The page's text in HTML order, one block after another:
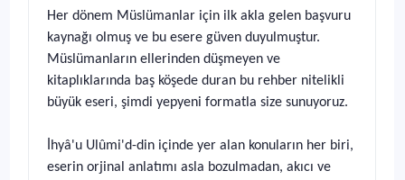
Her dönem Müslümanlar için ilk akla gelen başvuru
kaynağı olmuş ve bu esere güven duyulmuştur.
Müslümanların ellerinden düşmeyen ve
kitaplıklarında baş köşede duran bu rehber nitelikli
büyük eseri, şimdi yepyeni formatla size sunuyoruz.
İhyâ'u Ulûmi'd-din içinde yer alan konuların her biri,
eserin orjinal anlatımı asla bozulmadan, akıcı ve